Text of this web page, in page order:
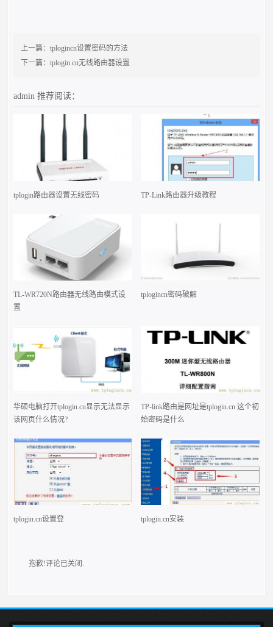
上一篇：tplogincn设置密码的方法
下一篇：tplogin.cn无线路由器设置
admin推荐阅读：
tplogin路由器设置无线密码 TP-Link路由器升级教程
TL-WR720N路由器无线路由模式设
置
tplogincn密码破解
华硕电脑打开tplogin.cn显示无法显示
该网页什么情况?
TP-link路由是网址是tplogin.cn 这个初
始密码是什么
tplogin.cn设置登 tplogin.cn安装
抱歉!评论已关闭.